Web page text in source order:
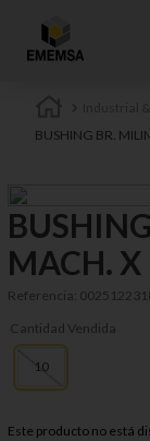
BUSHING BR.
MACH.
Referencia:
Cantidad Vendida
10
Este producto no está